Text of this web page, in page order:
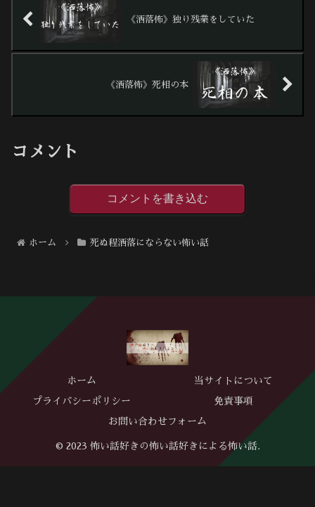
《洒落怖》独り残業をしていた
《洒落怖》死相の本
コメント
コメントを書き込む
ホーム 死ぬ程洒落にならない怖い話
ホーム 当サイトについて
プライバシーポリシー 免責事項
お問い合わせフォーム
© 2023 怖い話好きの怖い話好きによる怖い話.